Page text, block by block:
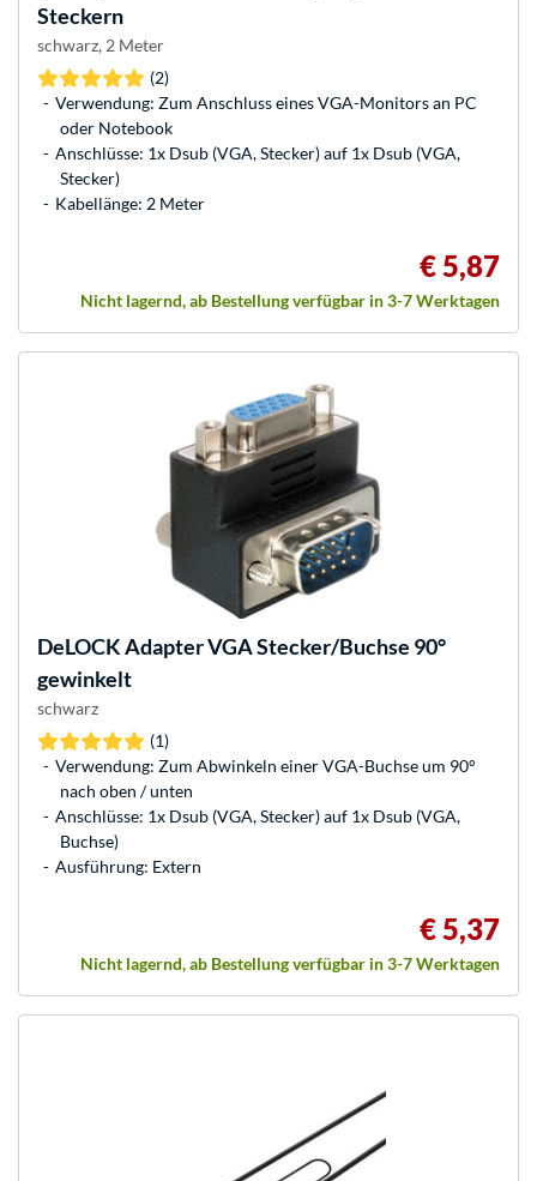
Steckern
schwarz, 2 Meter
(2)
Verwendung: Zum Anschluss eines VGA-Monitors an PC
oder Notebook
Anschlüsse: 1x Dsub (VGA, Stecker) auf 1x Dsub (VGA,
Stecker)
Kabellänge: 2 Meter
€ 5,87
Nicht lagernd, ab Bestellung verfügbar in 3-7 Werktagen
DeLOCKAdapter VGA Stecker/Buchse 90°
gewinkelt
schwarz
(1)
Verwendung: Zum Abwinkeln einer VGA-Buchse um 90°
nach oben / unten
Anschlüsse: 1x Dsub (VGA, Stecker) auf 1x Dsub (VGA,
Buchse)
Ausführung: Extern
€ 5,37
Nicht lagernd, ab Bestellung verfügbar in 3-7 Werktagen